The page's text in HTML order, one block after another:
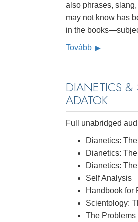
also phrases,
may not know has
in the
Tovább
DIANETICS &
ADATOK
Full unabridged
Dianetics:
Dianetics:
Dianetics:
Self Analysis
Handbook for
Scientology:
The Problems